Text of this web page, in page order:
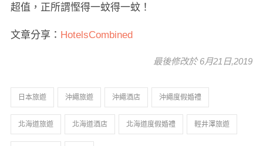
超值，正所謂慳得一蚊得一蚊！
文章分享： HotelsCombined
最後修改於 6月21日,2019
日本旅遊 沖繩旅遊 沖繩酒店 沖繩度假婚禮
北海道旅遊 北海道酒店 北海道度假婚禮 輕井澤旅遊